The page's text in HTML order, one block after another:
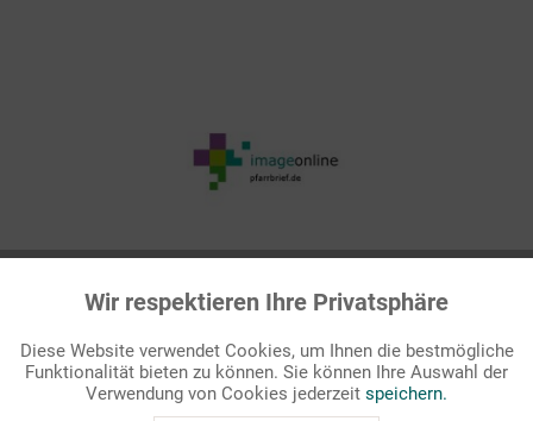
Passende Stichworte
Glaubensorte
Funktionale Aktiv
Marketing Inaktiv
Wir respektieren Ihre Privatsphäre
Diese Website verwendet Cookies, um Ihnen die bestmögliche
Funktionalität bieten zu können. Sie können Ihre Auswahl der
Verwendung von Cookies jederzeit speichern.